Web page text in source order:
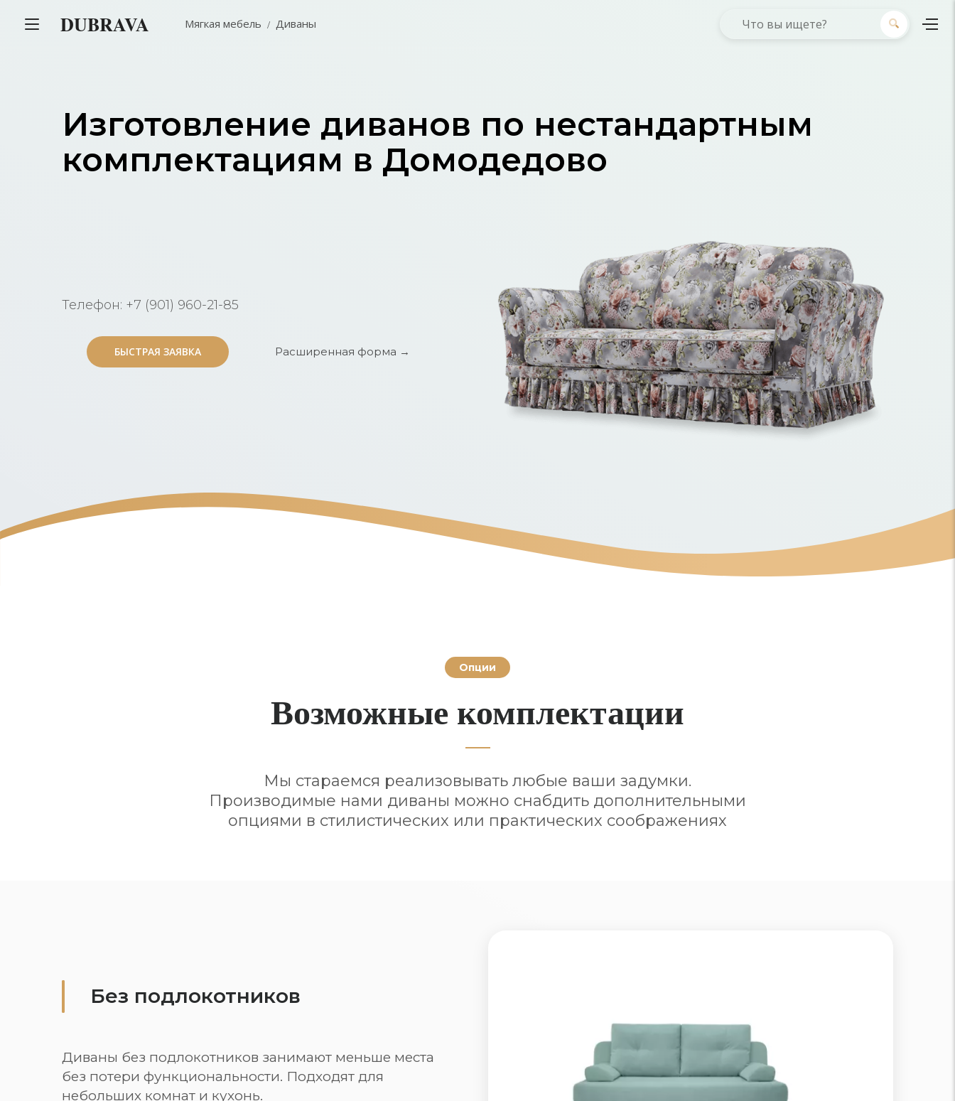
Изготовление диванов по нестандартным
комплектациям в Домодедово
Телефон: +7 (901) 960-21-85
БЫСТРАЯ ЗАЯВКА
БЫСТРАЯ ЗАЯВКА Расширенная форма →
Опции
Возможные комплектации
Мы стараемся реализовывать любые ваши задумки.
Производимые нами диваны можно снабдить дополнительными
опциями в стилистических или практических соображениях
Без подлокотников
Диваны без подлокотников занимают меньше места
без потери функциональности. Подходят для
небольших комнат и кухонь.
DUBRAVA Мягкая мебель Диваны